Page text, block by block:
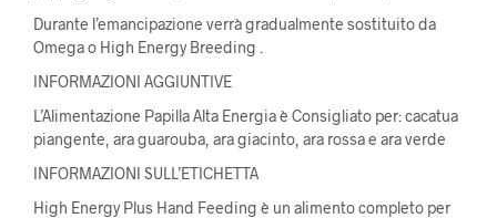
Durante l’emancipazione verrà gradualmente sostituito da
Omega o High Energy Breeding .
INFORMAZIONI AGGIUNTIVE
L’Alimentazione Papilla Alta Energia è Consigliato per: cacatua
piangente, ara guarouba, ara giacinto, ara rossa e ara verde
INFORMAZIONI SULL’ETICHETTA
High Energy Plus Hand Feeding è un alimento completo per